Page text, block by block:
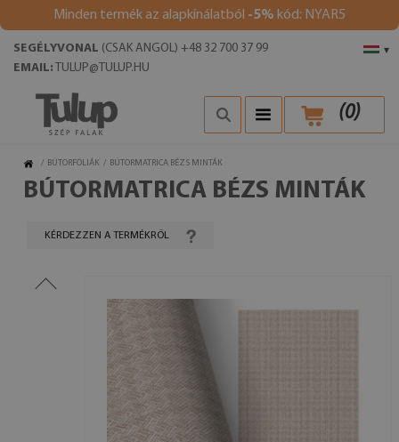
Minden termék az alapkínálatból -5% kód: NYAR5
▾
SEGÉLYVONAL (CSAK ANGOL) +48 32 700 37 99
EMAIL: TULUP@TULUP.HU
(0)
/ BÚTORFÓLIÁK / BÚTORMATRICA BÉZS MINTÁK
BÚTORMATRICA BÉZS MINTÁK
KÉRDEZZEN A TERMÉKRŐL